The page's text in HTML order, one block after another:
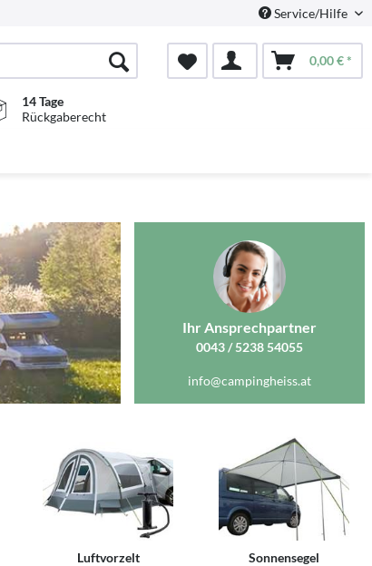
Service/Hilfe
0,00 € *
14 Tage
Rückgaberecht
Ihr Ansprechpartner
0043 / 5238 54055
info@campingheiss.at
Luftvorzelt Sonnensegel